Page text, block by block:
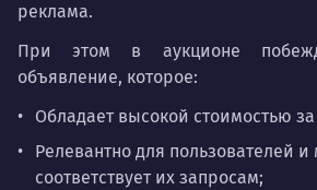
реклама.
При этом в аукционе
объявление, которое:
Обладает высокой стоимостью за
Релевантно для пользователей
соответствует их запросам;